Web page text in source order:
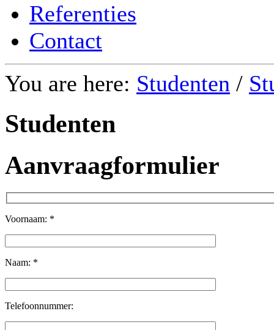
Referenties
Contact
You are here: Studenten /
Studenten
Aanvraagformulier
Voornaam: *
Naam: *
Telefoonnummer: